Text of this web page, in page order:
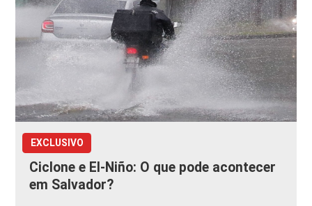
EXCLUSIVO
Ciclone e El-Niño: O que pode acontecer
em Salvador?